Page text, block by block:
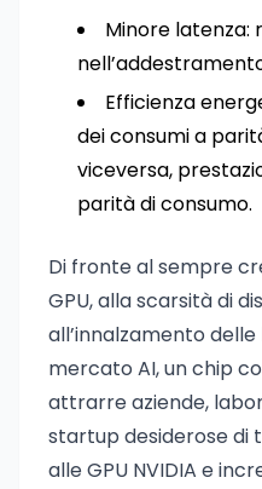
Minore latenza:
Efficienza
dei consumi a
viceversa,
parità di consumo.
Di fronte al sempre
GPU, alla scarsità di
all’innalzamento
mercato AI, un chip
attrarre aziende,
startup desiderose di
alle GPU NVIDIA e